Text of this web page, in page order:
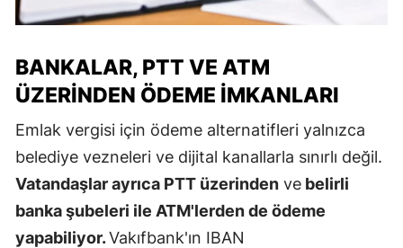
BANKALAR, PTT VE ATM
ÜZERINDEN ÖDEME İMKANLARI
Emlak vergisi için ödeme alternatifleri yalnızca
belediye vezneleri ve dijital kanallarla sınırlı değil.
Vatandaşlar ayrıca PTT üzerinden ve belirli
banka şubeleri ile ATM'lerden de ödeme
yapabiliyor.Vakıfbank'ın IBAN